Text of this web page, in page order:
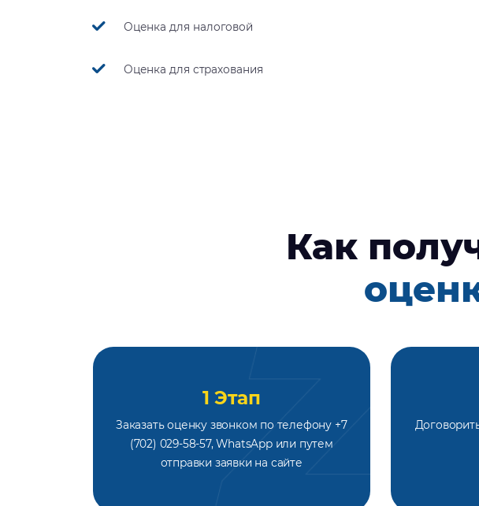
Оценка для налоговой
Оценка для страхования
Как
1 Этап
Заказать оценку звонком по телефону +7
(702) 029-58-57, WhatsApp или путем
отправки заявки на сайте